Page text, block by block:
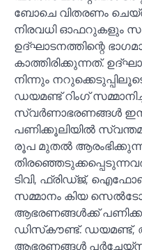
ബോചെ വിതരണം
നിരവധി ഓഫറുകളും
ഉദ്ഘാടനത്തിന്റെ
കാത്തിരിക്കുന്നത്.
നിന്നും
ഡയമണ്ട് റിംഗ്
സ്വര്‍ണാഭരണങ്ങള്‍
പണിക്കൂലിയില്‍
രൂപ മുതല്‍
ടിവി, ഫ്രിഡ്ജ്,
സമ്മാനം കിയ
ആഭരണങ്ങള്‍ക്ക്
ഡിസ്‌കൗണ്ട്.
ആഭരണങ്ങള്‍